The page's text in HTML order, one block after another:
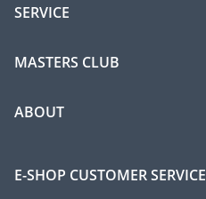
SERVICE
MASTERS CLUB
ABOUT
E-SHOP CUSTOMER SERVICE